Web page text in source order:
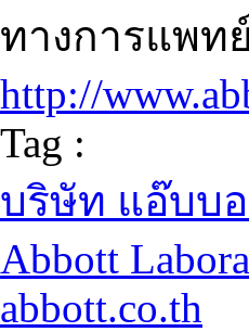
ทางการแพท
http://
Tag :
บริษัท แอ๊บบ
Abbott
abbott.co.th